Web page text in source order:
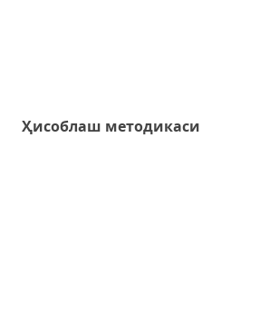
Ҳисоблаш методикаси